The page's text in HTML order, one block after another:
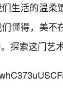
生活的温柔
懂得，美
探索这门艺